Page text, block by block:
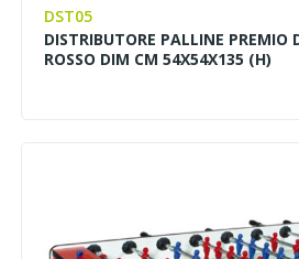
DST05
DISTRIBUTORE PALLINE PREMIO
ROSSO DIM CM 54X54X135 (H)